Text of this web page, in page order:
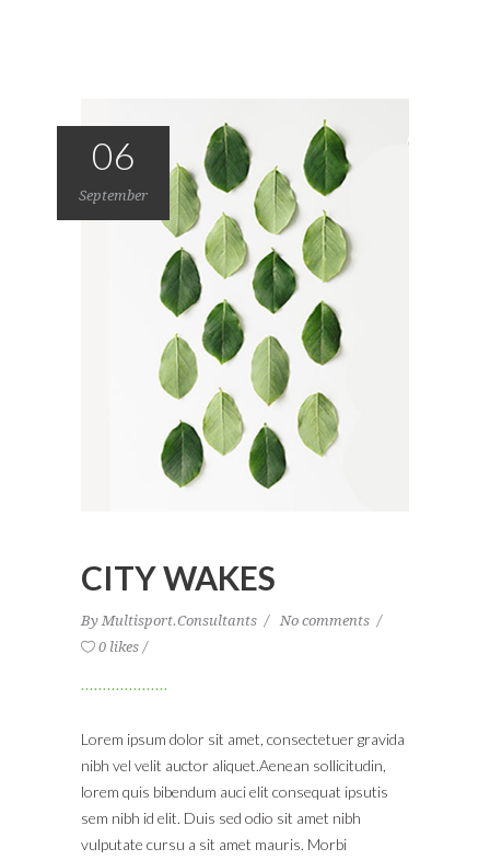
06
September
CITY WAKES
By Multisport.Consultants
No comments
0 likes
Lorem ipsum dolor sit amet, consectetuer gravida
nibh vel velit auctor aliquet.Aenean sollicitudin,
lorem quis bibendum auci elit consequat ipsutis
sem nibh id elit. Duis sed odio sit amet nibh
vulputate cursu a sit amet mauris. Morbi